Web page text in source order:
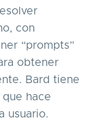
con
“prompts”
obtener
Bard tiene
que hace
usuario.